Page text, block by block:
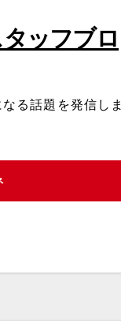
ッフブロ
る話題を発信しま